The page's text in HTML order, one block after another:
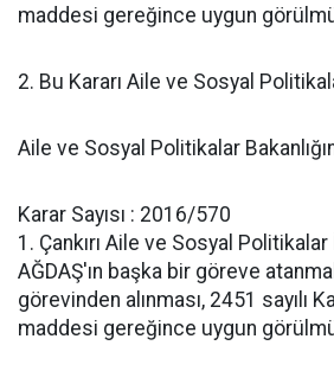
maddesi gereğince uygun
2. Bu Kararı Aile ve Sosyal
Aile ve Sosyal Politikalar
Karar Sayısı : 2016/570
1. Çankırı Aile ve Sosyal
AĞDAŞ'ın başka bir göreve
görevinden alınması, 2451 sayılı
maddesi gereğince uygun